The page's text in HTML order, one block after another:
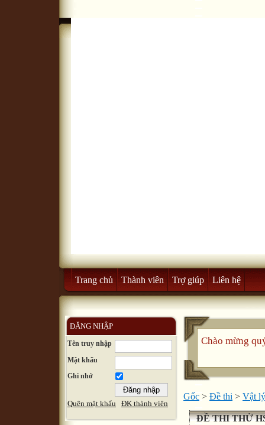
Trang chủ Thành viên Trợ giúp Liên hệ
ĐĂNG NHẬP
Tên truy nhập
Mật khẩu
Ghi nhớ
Quên mật khẩu ĐK thành viên
Chào mừng
Gốc > Đề thi > Vật lý
ĐỀ THI THỬ